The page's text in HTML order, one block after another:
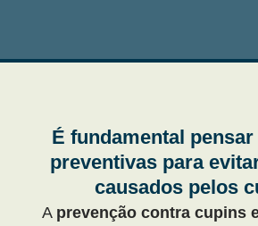
É fundamental
preventivas para
causados pelos
A prevenção contra cupins